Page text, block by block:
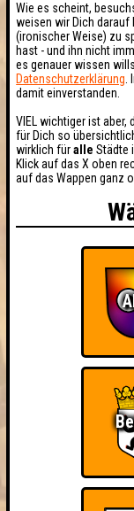
Wie es scheint,
weisen wir Dich darauf
(ironischer Weise) zu
hast - und ihn nicht
es genauer wissen
Datenschutzerklärung
damit einverstanden.
VIEL wichtiger ist aber,
für Dich so
wirklich füralle Städte
Klick auf das X oben
auf das Wappen ganz